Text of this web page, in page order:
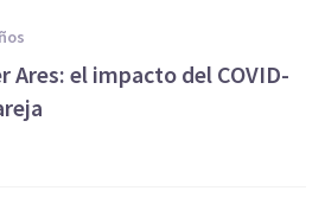
Ares: el impacto del COVID-